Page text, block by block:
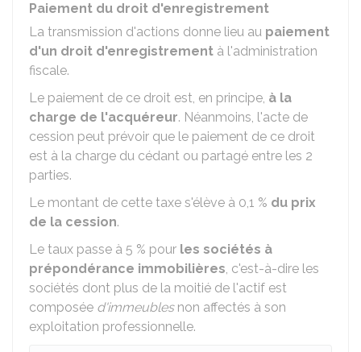
Paiement du droit d'enregistrement
La transmission d'actions donne lieu au paiement
d'un droit d'enregistrement à l'administration
fiscale.
Le paiement de ce droit est, en principe, à la
charge de l'acquéreur. Néanmoins, l'acte de
cession peut prévoir que le paiement de ce droit
est à la charge du cédant ou partagé entre les 2
parties.
Le montant de cette taxe s'élève à 0,1 % du prix
de la cession.
Le taux passe à 5 % pour les sociétés à
prépondérance immobilières, c'est-à-dire les
sociétés dont plus de la moitié de l'actif est
composée d'immeublesnon affectés à son
exploitation professionnelle.